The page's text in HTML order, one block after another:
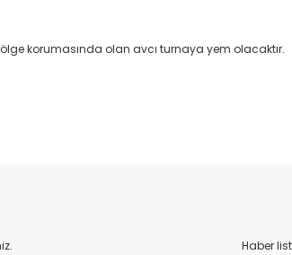
korumasında olan avcı turnaya yem olacaktır.
Haber